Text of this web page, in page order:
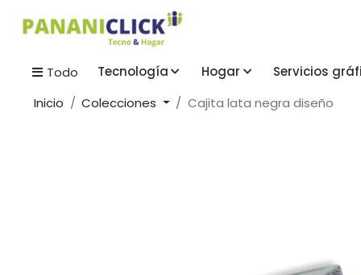
Todo Tecnología Hogar
Servicios
Inicio
Colecciones Cajita lata negra diseño